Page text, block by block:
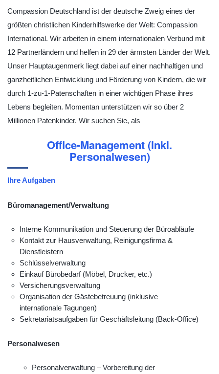
Compassion Deutschland ist der deutsche Zweig eines der
größten christlichen Kinderhilfswerke der Welt: Compassion
International. Wir arbeiten in einem internationalen Verbund mit
12 Partnerländern und helfen in 29 der ärmsten Länder der Welt.
Unser Hauptaugenmerk liegt dabei auf einer nachhaltigen und
ganzheitlichen Entwicklung und Förderung von Kindern, die wir
durch 1-zu-1-Patenschaften in einer wichtigen Phase ihres
Lebens begleiten. Momentan unterstützen wir so über 2
Millionen Patenkinder. Wir suchen Sie, als
Office-Management (inkl.
Personalwesen)
Ihre Aufgaben
Büromanagement/Verwaltung
Interne Kommunikation und Steuerung der Büroabläufe
Kontakt zur Hausverwaltung, Reinigungsfirma &
Dienstleistern
Schlüsselverwaltung
Einkauf Bürobedarf (Möbel, Drucker, etc.)
Versicherungsverwaltung
Organisation der Gästebetreuung (inklusive
internationale Tagungen)
Sekretariatsaufgaben für Geschäftsleitung (Back-Office)
Personalwesen
Personalverwaltung – Vorbereitung der